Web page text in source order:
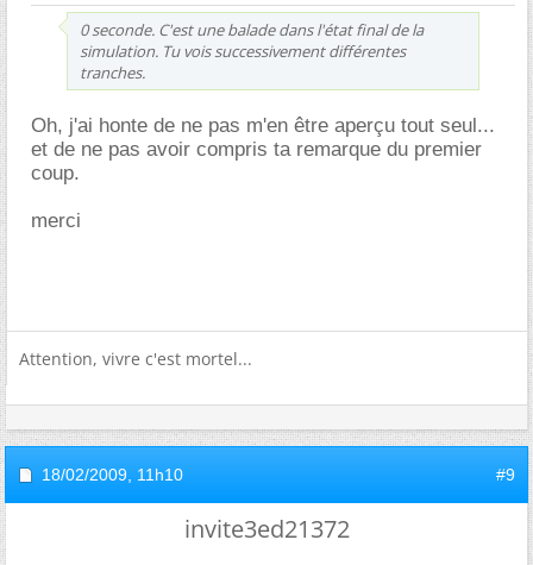
0 seconde. C'est une balade dans l'état final de la
simulation. Tu vois successivement différentes
tranches.
Oh, j'ai honte de ne pas m'en être aperçu tout seul...
et de ne pas avoir compris ta remarque du premier
coup.
merci
Attention, vivre c'est mortel...
18/02/2009, 11h10 #9
invite3ed21372